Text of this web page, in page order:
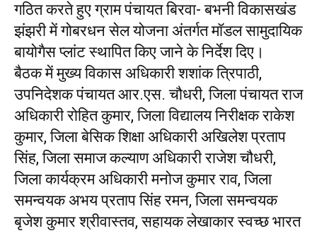
गठित करते हुए ग्राम पंचायत बिरवा- बभनी विकासखंड
झंझरी में गोबरधन सेल योजना अंतर्गत मॉडल सामुदायिक
बायोगैस प्लांट स्थापित किए जाने के निर्देश दिए।
बैठक में मुख्य विकास अधिकारी शशांक त्रिपाठी,
उपनिदेशक पंचायत आर.एस. चौधरी, जिला पंचायत राज
अधिकारी रोहित कुमार, जिला विद्यालय निरीक्षक राकेश
कुमार, जिला बेसिक शिक्षा अधिकारी अखिलेश प्रताप
सिंह, जिला समाज कल्याण अधिकारी राजेश चौधरी,
जिला कार्यक्रम अधिकारी मनोज कुमार राव, जिला
समन्वयक अभय प्रताप सिंह रमन, जिला समन्वयक
बृजेश कुमार श्रीवास्तव, सहायक लेखाकार स्वच्छ भारत